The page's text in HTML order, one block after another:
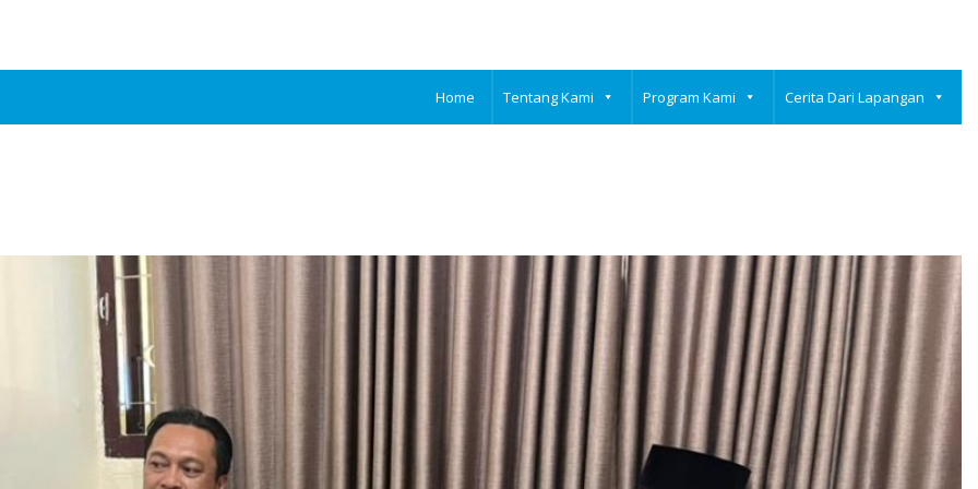
Home Tentang Kami Program Kami Cerita Dari Lapangan